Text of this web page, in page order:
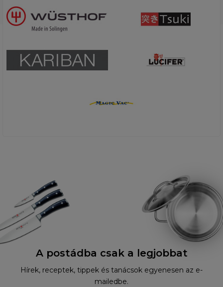
A postádba csak a legjobbat
Hírek, receptek, tippek és tanácsok egyenesen az e-
mailedbe.